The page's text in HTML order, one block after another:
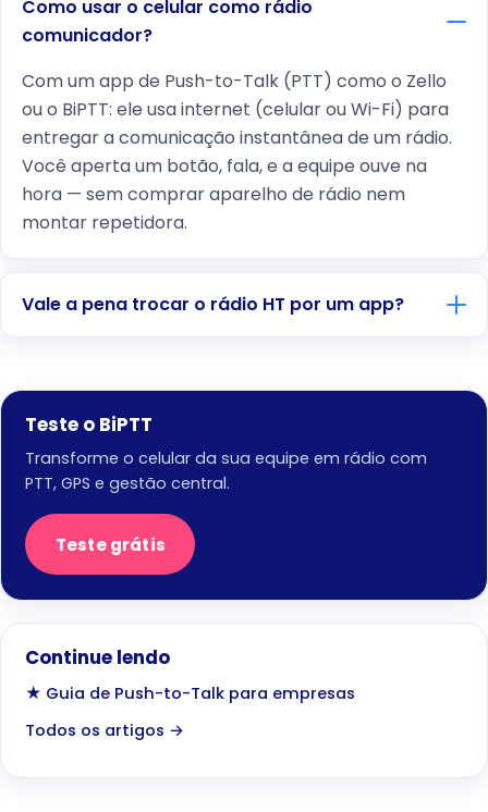
Como usar o celular como rádio
comunicador?
Com um app de Push-to-Talk (PTT) como o Zello
ou o BiPTT: ele usa internet (celular ou Wi-Fi) para
entregar a comunicação instantânea de um rádio.
Você aperta um botão, fala, e a equipe ouve na
hora — sem comprar aparelho de rádio nem
montar repetidora.
Vale a pena trocar o rádio HT por um app?
Teste o BiPTT
Transforme o celular da sua equipe em rádio com
PTT, GPS e gestão central.
Teste grátis
Continue lendo
★ Guia de Push-to-Talk para empresas
Todos os artigos →